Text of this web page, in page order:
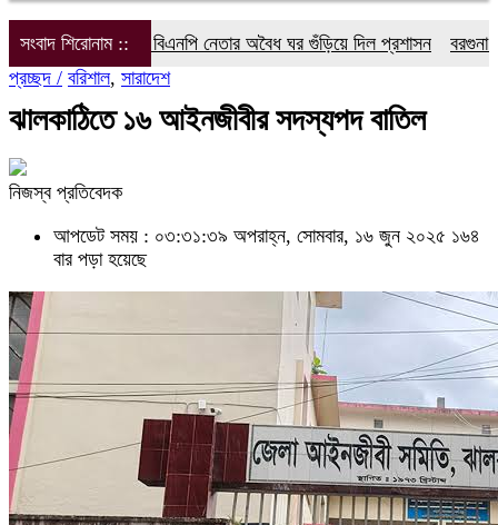
সংবাদ শিরোনাম ::
বিএনপি নেতার অবৈধ ঘর গুঁড়িয়ে দিল প্রশাসন
বরগুনা’র বেতাগী’তে সনাতন
প্রচ্ছদ / বরিশাল, সারাদেশ
ঝালকাঠিতে ১৬ আইনজীবীর সদস্যপদ বাতিল
নিজস্ব প্রতিবেদক
আপডেট সময় : ০৩:৩১:৩৯ অপরাহ্ন, সোমবার, ১৬ জুন ২০২৫ ১৬৪
বার পড়া হয়েছে